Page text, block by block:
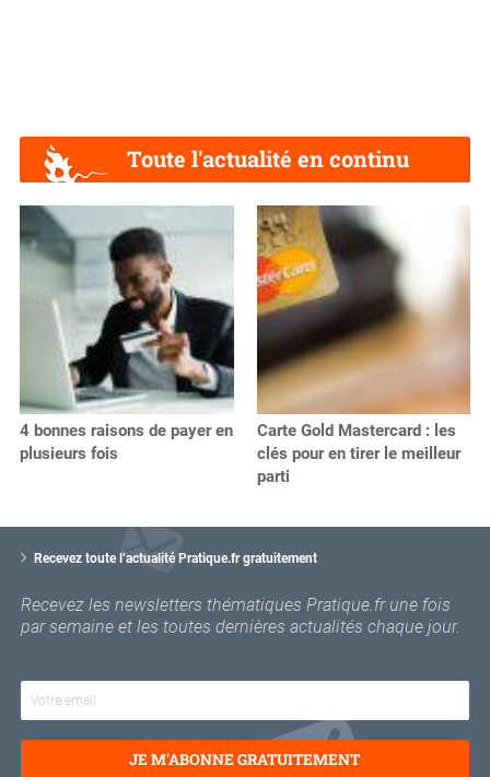
Toute l'actualité en continu
4 bonnes raisons de payer en
plusieurs fois
Carte Gold Mastercard : les
clés pour en tirer le meilleur
parti
Recevez toute l’actualité Pratique.fr gratuitement
Recevez les newsletters thématiques Pratique.fr une fois
par semaine et les toutes dernières actualités chaque jour.
o
r
e
e
JE M'ABONNE GRATUITEMENT